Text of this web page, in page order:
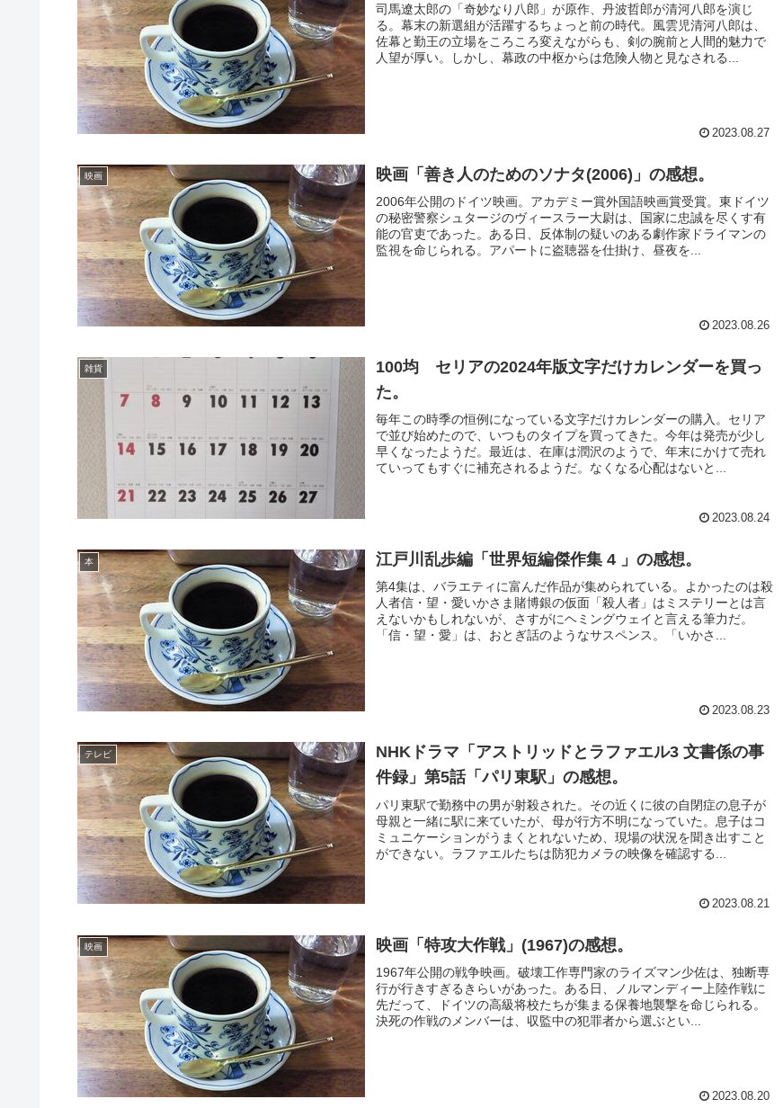
司馬遼太郎の「奇妙なり八郎」が原作、丹波哲郎が清河八郎を演じ
る。幕末の新選組が活躍するちょっと前の時代。風雲児清河八郎は、
佐幕と勤王の立場をころころ変えながらも、剣の腕前と人間的魅力で
人望が厚い。しかし、幕政の中枢からは危険人物と見なされる...
2023.08.27
映画 映画「善き人のためのソナタ(2006)」の感想。
2006年公開のドイツ映画。アカデミー賞外国語映画賞受賞。東ドイツ
の秘密警察シュタージのヴィースラー大尉は、国家に忠誠を尽くす有
能の官吏であった。ある日、反体制の疑いのある劇作家ドライマンの
監視を命じられる。アパートに盗聴器を仕掛け、昼夜を...
2023.08.26
雑貨
100均 セリアの2024年版文字だけカレンダーを買っ
た。
毎年この時季の恒例になっている文字だけカレンダーの購入。セリア
で並び始めたので、いつものタイプを買ってきた。今年は発売が少し
早くなったようだ。最近は、在庫は潤沢のようで、年末にかけて売れ
ていってもすぐに補充されるようだ。なくなる心配はないと...
2023.08.24
本 江戸川乱歩編「世界短編傑作集 4 」の感想。
第4集は、バラエティに富んだ作品が集められている。よかったのは殺
人者信・望・愛いかさま賭博銀の仮面「殺人者」はミステリーとは言
えないかもしれないが、さすがにヘミングウェイと言える筆力だ。
「信・望・愛」は、おとぎ話のようなサスペンス。「いかさ...
2023.08.23
テレビ
NHKドラマ「アストリッドとラファエル3 文書係の事
件録」第5話「パリ東駅」の感想。
パリ東駅で勤務中の男が射殺された。その近くに彼の自閉症の息子が
母親と一緒に駅に来ていたが、母が行方不明になっていた。息子はコ
ミュニケーションがうまくとれないため、現場の状況を聞き出すこと
ができない。ラファエルたちは防犯カメラの映像を確認する...
2023.08.21
映画 映画「特攻大作戦」(1967)の感想。
1967年公開の戦争映画。破壊工作専門家のライズマン少佐は、独断専
行が行きすぎるきらいがあった。ある日、ノルマンディー上陸作戦に
先だって、ドイツの高級将校たちが集まる保養地襲撃を命じられる。
決死の作戦のメンバーは、収監中の犯罪者から選ぶとい...
2023.08.20